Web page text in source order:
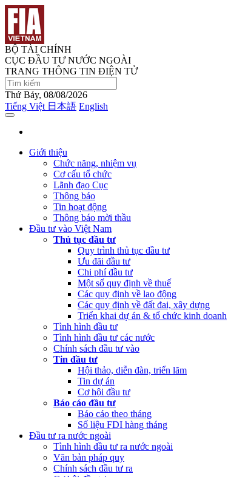
BỘ TÀI CHÍNH
CỤC ĐẦU TƯ NƯỚC NGOÀI
TRANG THÔNG TIN ĐIỆN TỬ
Thứ Bảy, 08/08/2026
Tiếng Việt 日本語 English
Giới thiệu
Chức năng, nhiệm vụ
Cơ cấu tổ chức
Lãnh đạo Cục
Thông báo
Tin hoạt động
Thông báo mời thầu
Đầu tư vào Việt Nam
Thủ tục đầu tư
Quy trình thủ tục đầu tư
Ưu đãi đầu tư
Chi phí đầu tư
Một số quy định về thuế
Các quy định về lao động
Các quy định về đất đai, xây dựng
Triển khai dự án & tổ chức kinh doanh
Tình hình đầu tư
Tình hình đầu tư các nước
Chính sách đầu tư vào
Tin đầu tư
Hội thảo, diễn đàn, triển lãm
Tin dự án
Cơ hội đầu tư
Báo cáo đầu tư
Báo cáo theo tháng
Số liệu FDI hàng tháng
Đầu tư ra nước ngoài
Tình hình đầu tư ra nước ngoài
Văn bản pháp quy
Chính sách đầu tư ra